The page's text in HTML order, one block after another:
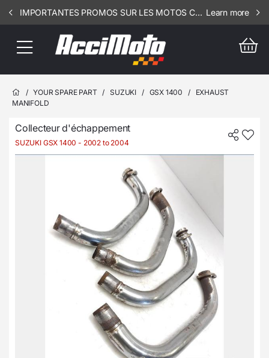
IMPORTANTES PROMOS SUR LES MOTOS COMPLETES !!! CONSULTEZ NOS ANNONCES ----- ELEC - RSV - 1002 Learn more
/ YOUR SPARE PART / SUZUKI / GSX 1400 /
EXHAUST
MANIFOLD
Collecteur d'échappement
SUZUKI GSX 1400 - 2002 to 2004